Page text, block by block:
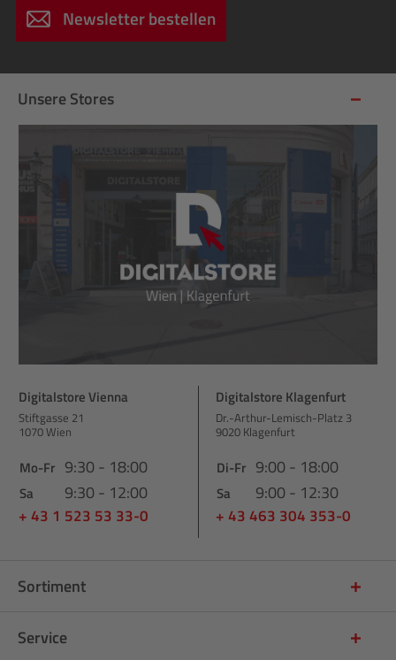
Newsletter bestellen
Unsere Stores
Digitalstore Vienna
Stiftgasse 21
1070 Wien
Mo-Fr 9:30 - 18:00
Sa 9:30 - 12:00
+ 43 1 523 53 33-0
Digitalstore Klagenfurt
Dr.-Arthur-Lemisch-Platz 3
9020 Klagenfurt
Di-Fr 9:00 - 18:00
Sa 9:00 - 12:30
+ 43 463 304 353-0
Sortiment
Service